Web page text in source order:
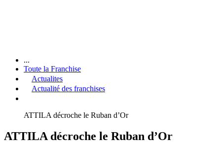
...
Toute la Franchise
Actualites
Actualité des franchises
ATTILA décroche le Ruban d’Or
ATTILA décroche le Ruban d’Or